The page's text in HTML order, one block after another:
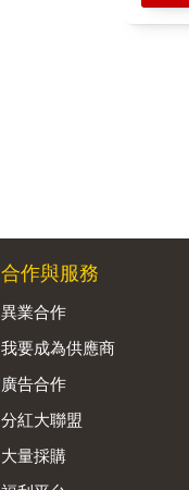
合作與服務
異業合作
我要成為供應商
廣告合作
分紅大聯盟
大量採購